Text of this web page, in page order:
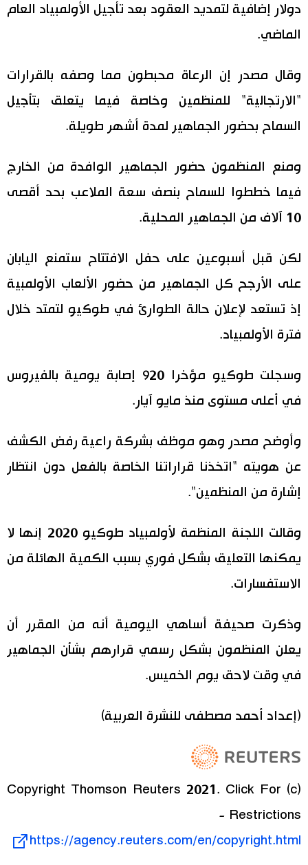
مجتمع
لايف ستايل
طوكيو
إعلان
دولار إضافية لتمديد العقود بعد تأجيل الأولمبياد العام
الماضي.
وقال مصدر إن الرعاة محبطون مما وصفه بالقرارات
"الارتجالية" للمنظمين وخاصة فيما يتعلق بتأجيل
السماح بحضور الجماهير لمدة أشهر طويلة.
ومنع المنظمون حضور الجماهير الوافدة من الخارج
فيما خططوا للسماح بنصف سعة الملاعب بحد أقصى
10 آلاف من الجماهير المحلية.
لكن قبل أسبوعين على حفل الافتتاح ستمنع اليابان
على الأرجح كل الجماهير من حضور الألعاب الأولمبية
إذ تستعد لإعلان حالة الطوارئ في طوكيو لتمتد خلال
فترة الأولمبياد.
وسجلت طوكيو مؤخرا 920 إصابة يومية بالفيروس
في أعلى مستوى منذ مايو آيار.
وأوضح مصدر وهو موظف بشركة راعية رفض الكشف
عن هويته "اتخذنا قراراتنا الخاصة بالفعل دون انتظار
إشارة من المنظمين".
وقالت اللجنة المنظمة لأولمبياد طوكيو 2020 إنها لا
يمكنها التعليق بشكل فوري بسبب الكمية الهائلة من
الاستفسارات.
وذكرت صحيفة أساهي اليومية أنه من المقرر أن
يعلن المنظمون بشكل رسمي قرارهم بشأن الجماهير
في وقت لاحق يوم الخميس.
(إعداد أحمد مصطفى للنشرة العربية)
(c) Copyright Thomson Reuters 2021. Click For
Restrictions -
https://agency.reuters.com/en/copyright.html